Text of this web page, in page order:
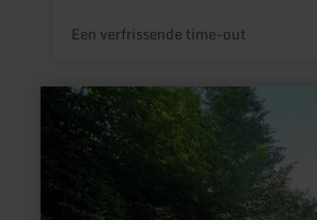
Een verfrissende time-out
meer
informatie
over:
Kneipp
watertrappelbad
stuwmeer